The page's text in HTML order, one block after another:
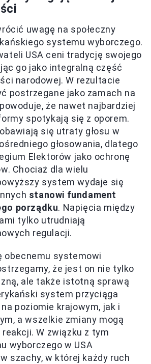
uwagę na społeczny
systemu wyborczego.
USA ceni tradycję swojego
go jako integralną część
narodowej. W rezultacie
postrzegane jako zamach na
że nawet najbardziej
spotykają się z oporem.
się utraty głosu w
głosowania, dlatego
Elektorów jako ochronę
Chociaż dla wielu
system wydaje się
stanowi fundament
porządku. Napięcia między
tylko utrudniają
regulacji.
obecnemu systemowi
że jest on nie tylko
ale także istotną sprawą
system przyciąga
poziomie krajowym, jak i
a wszelkie zmiany mogą
W związku z tym
wyborczego w USA
szachy, w której każdy ruch